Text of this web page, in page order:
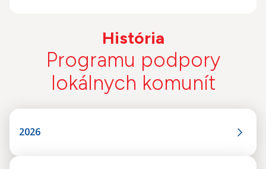
História
Programu podpory
lokálnych komunít
2026